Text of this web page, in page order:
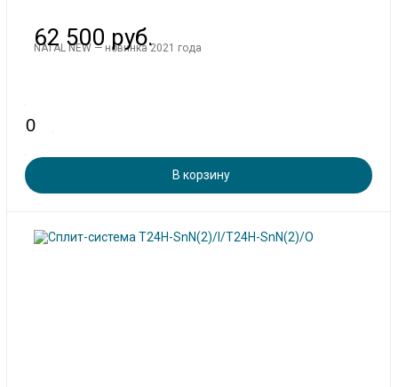
NATAL NEW — новинка 2021 года
62 500 руб.
В корзину